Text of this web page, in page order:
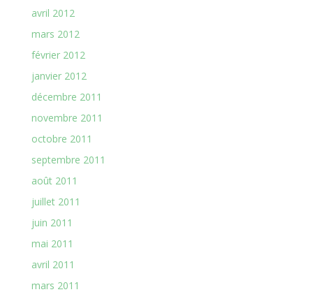
avril 2012
mars 2012
février 2012
janvier 2012
décembre 2011
novembre 2011
octobre 2011
septembre 2011
août 2011
juillet 2011
juin 2011
mai 2011
avril 2011
mars 2011